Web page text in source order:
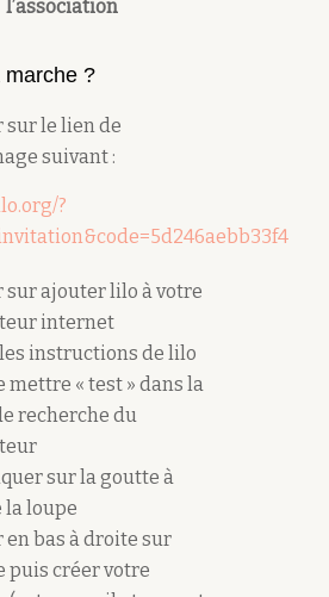
l’association
marche ?
sur le lien de
suivant :
?
sur ajouter lilo à votre
internet
instructions de lilo
mettre « test » dans la
recherche du
sur la goutte à
la loupe
en bas à droite sur
puis créer votre